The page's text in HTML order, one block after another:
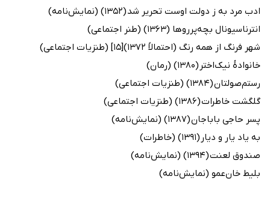
ادب مرد به ز دولت اوست تحریر شد (۱۳۵۲) (نمایش‌نامه)
انترناسیونال بچه‌پرروها (۱۳۶۳) (طنر اجتماعی)
شهر فرنگ از همه رنگ (احتمالاً ۱۳۷۲)[۱۵] (طنزیات اجتماعی)
خانوادهٔ نیک‌اختر (۱۳۸۰) (رمان)
رستم‌صولتان (۱۳۸۴) (طنزیات اجتماعی)
گلگشت خاطرات (۱۳۸۶) (طنزیات اجتماعی)
پسر حاجی باباجان (۱۳۸۷) (نمایش‌نامه)
به یاد یار و دیار (۱۳۹۱) (خاطرات)
صندوق لعنت (۱۳۹۴) (نمایش‌نامه)
بلیط خان‌عمو (نمایش‌نامه)